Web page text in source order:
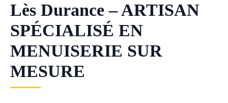
Lès Durance – ARTISAN
SPÉCIALISÉ EN
MENUISERIE SUR
MESURE